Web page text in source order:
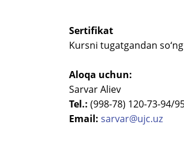
Sertifikat
Kursni tugatgandan
Aloqa uchun:
Sarvar Aliev
Tel.: (998-78) 120-73-94/
Email: sarvar@ujc.uz